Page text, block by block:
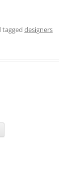
tagged designers